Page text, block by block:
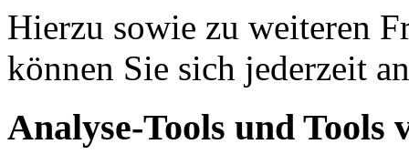
Hierzu sowie zu weiteren
können Sie sich jederzeit
Analyse-Tools und